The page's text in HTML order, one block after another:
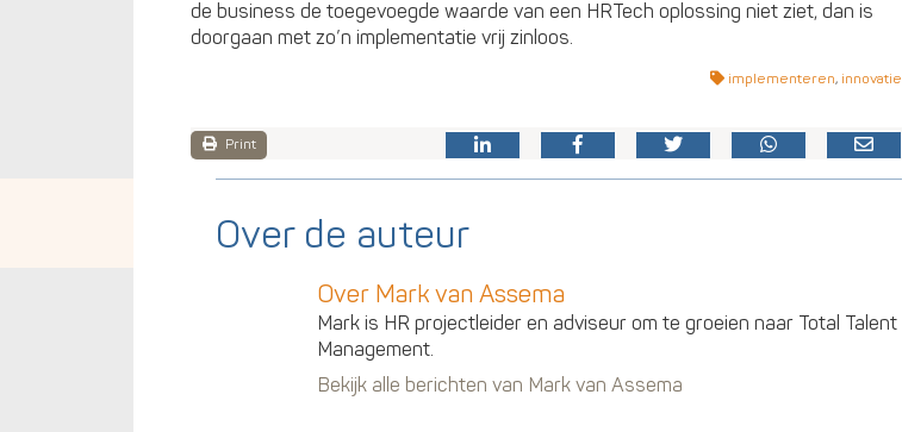
de business de toegevoegde waarde van een HRTech oplossing niet ziet, dan is
doorgaan met zo’n implementatie vrij zinloos.
implementeren, innovatie
Print
Over de auteur
Over Mark van Assema
Mark is HR projectleider en adviseur om te groeien naar Total Talent
Management.
Bekijk alle berichten van Mark van Assema